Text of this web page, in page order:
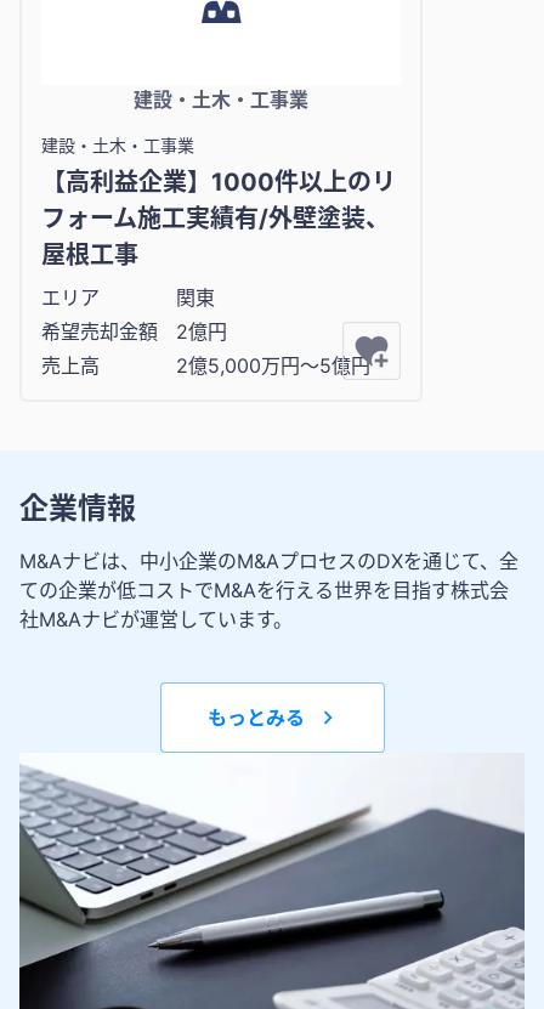
建設・土木・工事業
建設・土木・工事業
【高利益企業】1000件以上のリ
フォーム施工実績有/外壁塗装、
屋根工事
エリア
関東
希望売却金額
2億円
売上高
2億5,000万円〜5億円
企業情報
M&Aナビは、中小企業のM&AプロセスのDXを通じて、全
ての企業が低コストでM&Aを行える世界を目指す株式会
社M&Aナビが運営しています。
もっとみる